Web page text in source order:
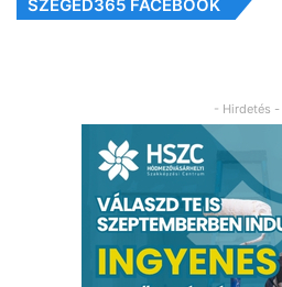
SZEGED365 FACEBOOK
- Hirdetés -